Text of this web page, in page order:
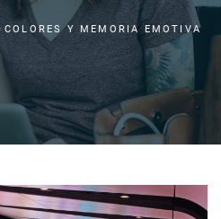
COLORES Y MEMORIA EMOTIVA